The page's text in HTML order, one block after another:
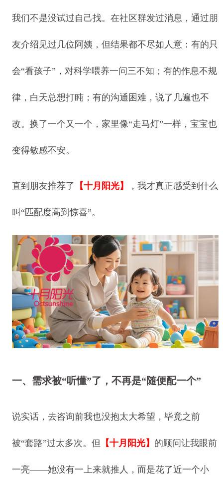
我们不是没试过自己找。在社区群发过消息，通过朋
友介绍见过几位阿姨，但结果都不尽如人意：有的只
会“看孩子”，对科学喂养一问三不知；有的作息不规
律，白天总想打盹；有的沟通困难，说了几遍也不
改。换了一个又一个，家里像“走马灯”一样，宝宝也
变得敏感不安。
直到朋友推荐了 【十月阳光】 ，我才真正感受到什么
叫“匹配度高到惊喜”。
一、需求被“听懂”了，不再是“随便配一个”
说实话，去咨询前我也没抱太大希望，毕竟之前
被“套路”过太多次。但 【十月阳光】 的顾问让我眼前
一亮——她没有一上来就推人，而是花了近一个小